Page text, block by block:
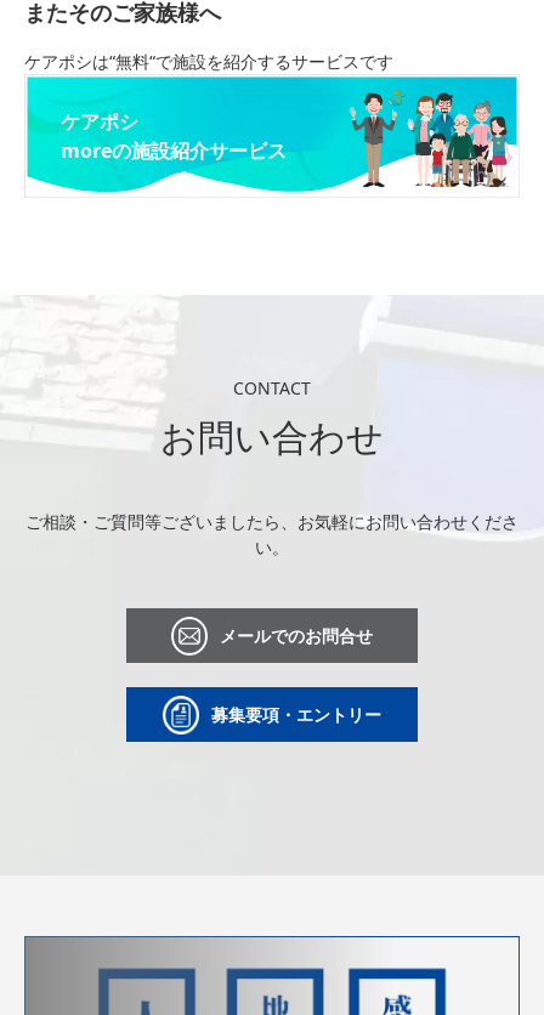
またそのご家族様へ
ケアポシは“無料“で施設を紹介するサービスです
ケアポシ
moreの施設紹介サービス
CONTACT
お問い合わせ
ご相談・ご質問等ございましたら、お気軽にお問い合わせくださ
い。
メールでのお問合せ
募集要項・エントリー